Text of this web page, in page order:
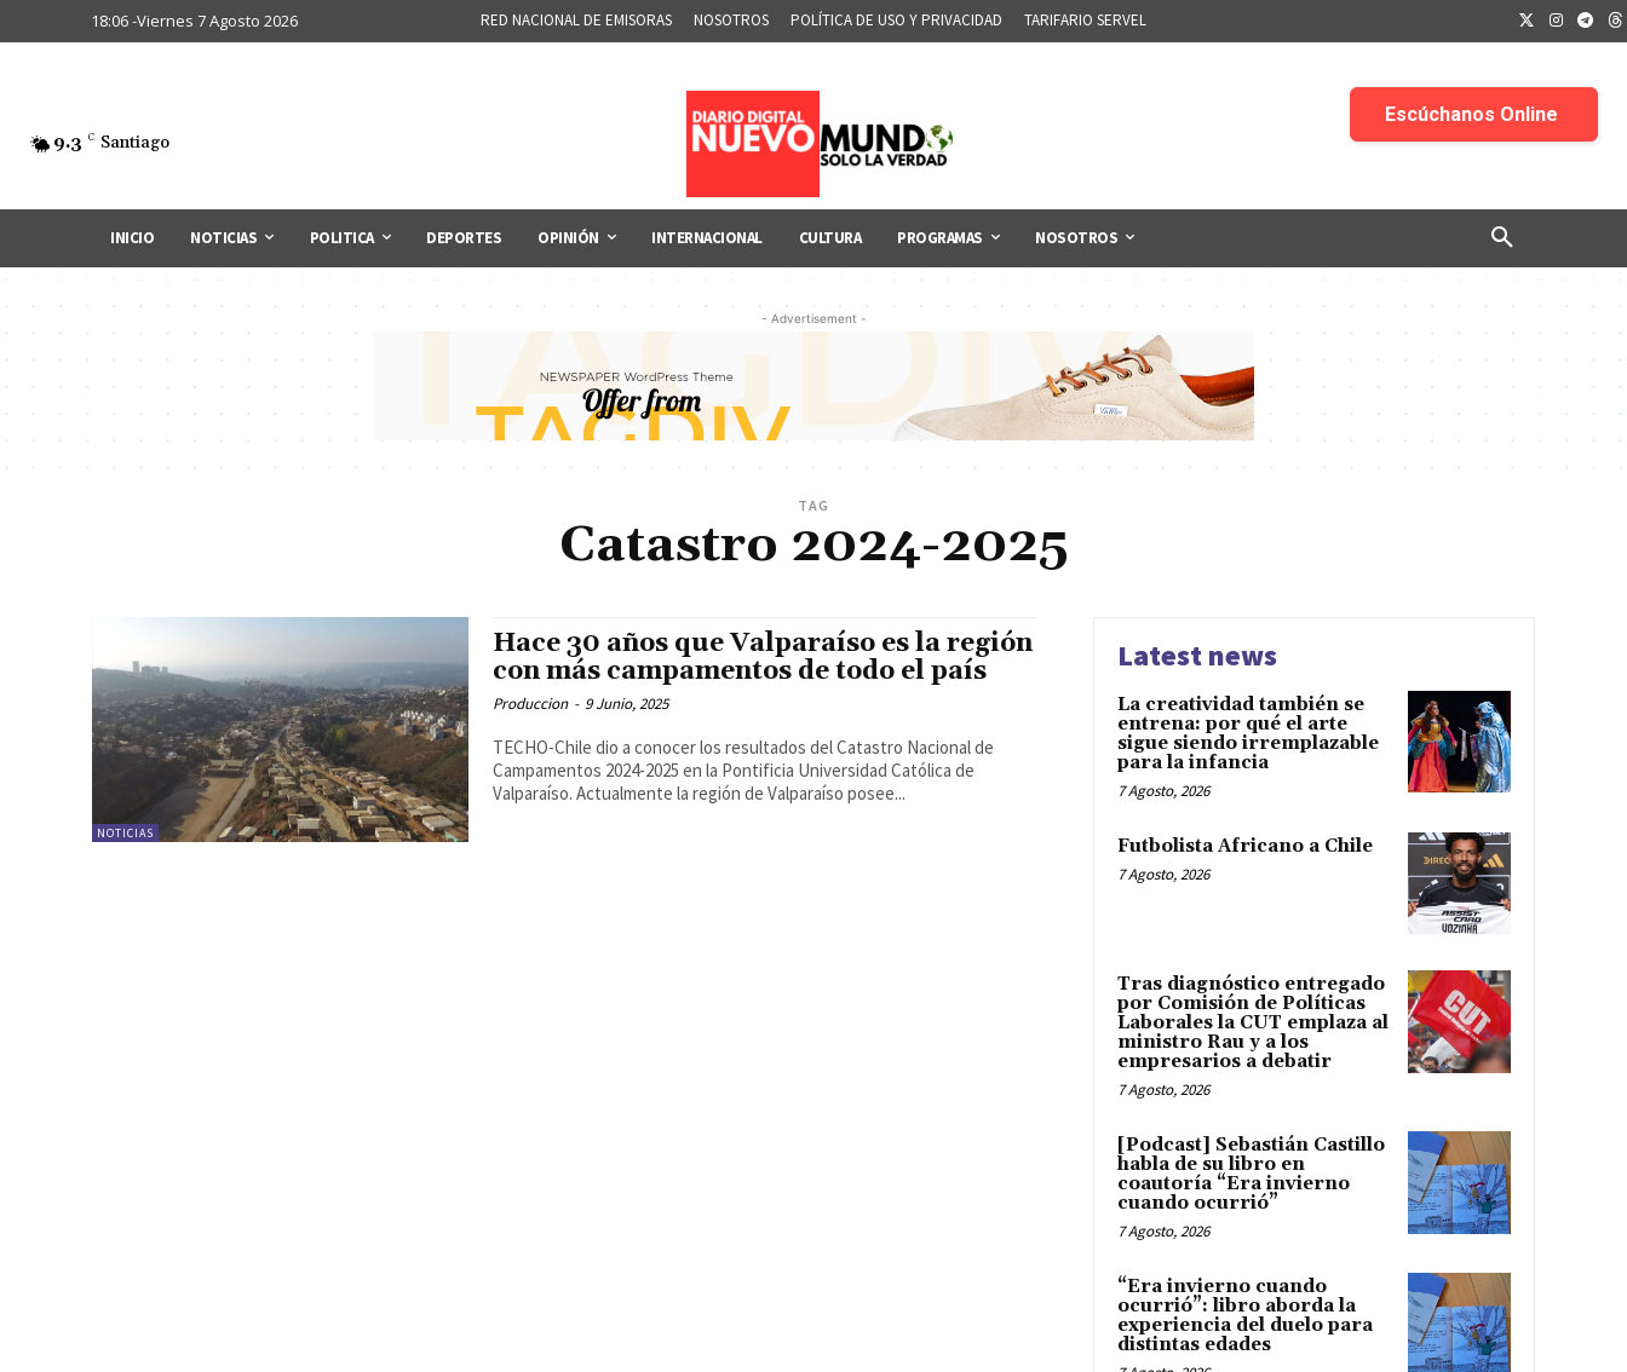
18:06 -Viernes 7 Agosto 2026 RED NACIONAL DE EMISORAS NOSOTROS POLÍTICA DE USO Y PRIVACIDAD TARIFARIO SERVEL
9.3 C Santiago
INICIO NOTICIAS POLITICA DEPORTES OPINIÓN INTERNACIONAL CULTURA PROGRAMAS NOSOTROS
- Advertisement -
TAG
Catastro 2024-2025
NOTICIAS
Hace 30 años que Valparaíso es la región
con más campamentos de todo el país
Produccion - 9 Junio, 2025
TECHO-Chile dio a conocer los resultados del Catastro Nacional de
Campamentos 2024-2025 en la Pontificia Universidad Católica de
Valparaíso. Actualmente la región de Valparaíso posee...
Latest news
La creatividad también se
entrena: por qué el arte
sigue siendo irremplazable
para la infancia
7 Agosto, 2026
Futbolista Africano a Chile
7 Agosto, 2026
Tras diagnóstico entregado
por Comisión de Políticas
Laborales la CUT emplaza al
ministro Rau y a los
empresarios a debatir
7 Agosto, 2026
[Podcast] Sebastián Castillo
habla de su libro en
coautoría “Era invierno
cuando ocurrió”
7 Agosto, 2026
“Era invierno cuando
ocurrió”: libro aborda la
experiencia del duelo para
distintas edades